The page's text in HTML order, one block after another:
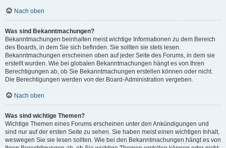
Nach oben
Was sind Bekanntmachungen?
Bekanntmachungen beinhalten meist wichtige Informationen zu dem Bereich
des Boards, in dem Sie sich befinden. Sie sollten sie stets lesen.
Bekanntmachungen erscheinen oben auf jeder Seite des Forums, in dem sie
erstellt wurden. Wie bei globalen Bekanntmachungen hängt es von Ihren
Berechtigungen ab, ob Sie Bekanntmachungen erstellen können oder nicht.
Die Berechtigungen werden von der Board-Administration vergeben.
Nach oben
Was sind wichtige Themen?
Wichtige Themen eines Forums erscheinen unter den Ankündigungen und
sind nur auf der ersten Seite zu sehen. Sie haben meist einen wichtigen Inhalt,
weswegen Sie sie lesen sollten. Wie bei den Bekanntmachungen hängt es von